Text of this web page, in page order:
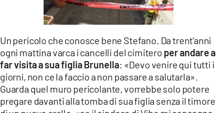
Un pericolo che conosce bene Stefano. Da trent’anni
ogni mattina varca i cancelli del cimitero per andare a
far visita a sua figlia Brunella: «Devo venire qui tutti i
giorni, non ce la faccio a non passare a salutarla».
Guarda quel muro pericolante, vorrebbe solo potere
pregare davanti alla tomba di sua figlia senza il timore